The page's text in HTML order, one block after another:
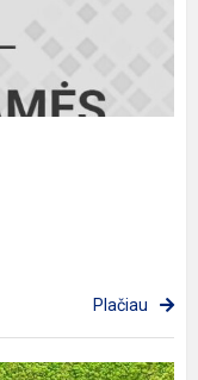
Plačiau